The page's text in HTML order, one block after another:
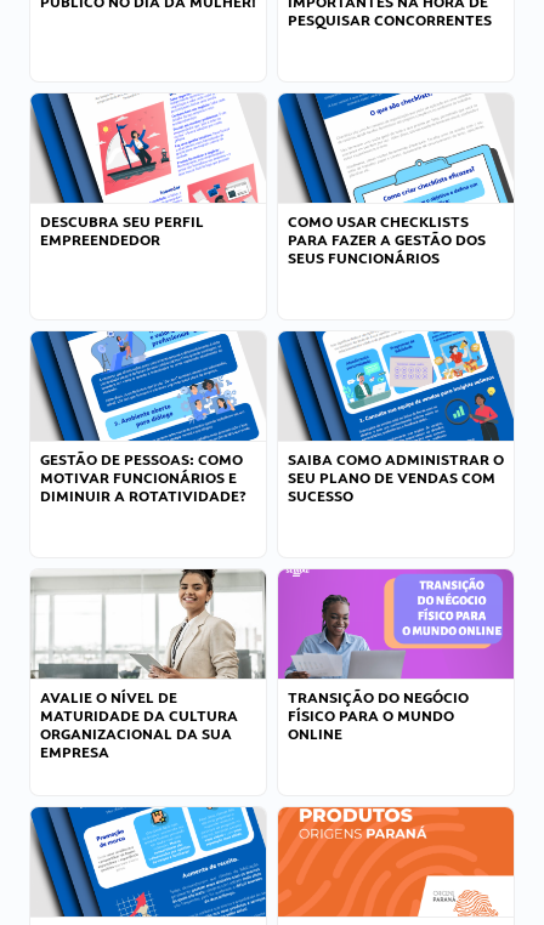
PESQUISAR CONCORRENTES
DESCUBRA SEU PERFIL
EMPREENDEDOR
COMO USAR CHECKLISTS
PARA FAZER A GESTÃO DOS
SEUS FUNCIONÁRIOS
GESTÃO DE PESSOAS: COMO
MOTIVAR FUNCIONÁRIOS E
DIMINUIR A ROTATIVIDADE?
SAIBA COMO ADMINISTRAR O
SEU PLANO DE VENDAS COM
SUCESSO
AVALIE O NÍVEL DE
MATURIDADE DA CULTURA
ORGANIZACIONAL DA SUA
EMPRESA
TRANSIÇÃO DO NEGÓCIO
FÍSICO PARA O MUNDO
ONLINE